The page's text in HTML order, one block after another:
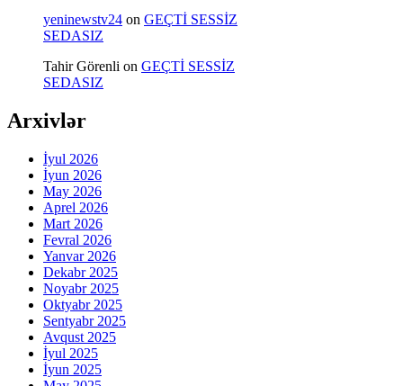
yeninewstv24 on GEÇTİ SESSİZ
SEDASIZ
Tahir Görenli on GEÇTİ SESSİZ
SEDASIZ
Arxivlər
İyul 2026
İyun 2026
May 2026
Aprel 2026
Mart 2026
Fevral 2026
Yanvar 2026
Dekabr 2025
Noyabr 2025
Oktyabr 2025
Sentyabr 2025
Avqust 2025
İyul 2025
İyun 2025